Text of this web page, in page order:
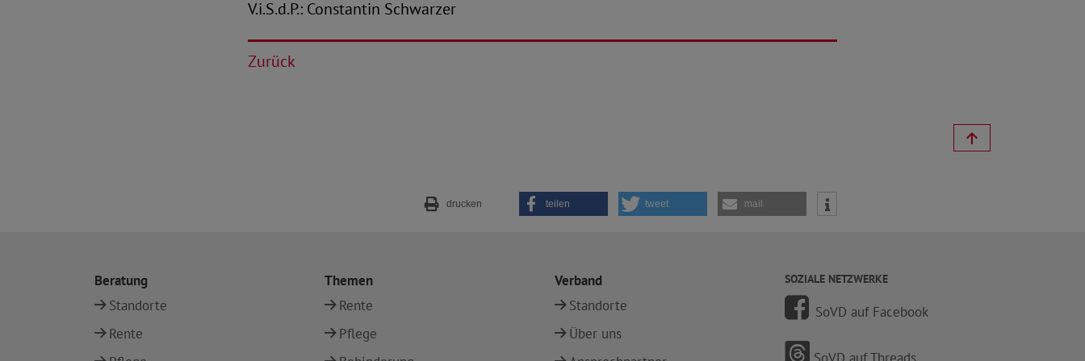
V.i.S.d.P.: Constantin Schwarzer
Zurück
drucken teilen tweet mail
Beratung
Standorte
Rente
Themen
Rente
Pflege
Verband
Standorte
Über uns
SOZIALE NETZWERKE
SoVD auf Facebook